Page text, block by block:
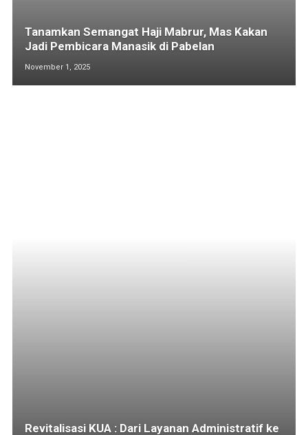
Tanamkan Semangat Haji Mabrur, Mas Kakan
Jadi Pembicara Manasik di Pabelan
November 1, 2025
Revitalisasi KUA : Dari Layanan Administratif ke